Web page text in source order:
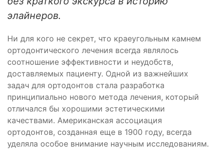
элайнеров.
Ни для кого не секрет, что краеугольным камнем
ортодонтического лечения всегда являлось
соотношение эффективности и неудобств,
доставляемых пациенту. Одной из важнейших
задач для ортодонтов стала разработка
принципиально нового метода лечения, который
отличался бы хорошими эстетическими
качествами. Американская ассоциация
ортодонтов, созданная еще в 1900 году, всегда
уделяла особое внимание научным исследованиям.